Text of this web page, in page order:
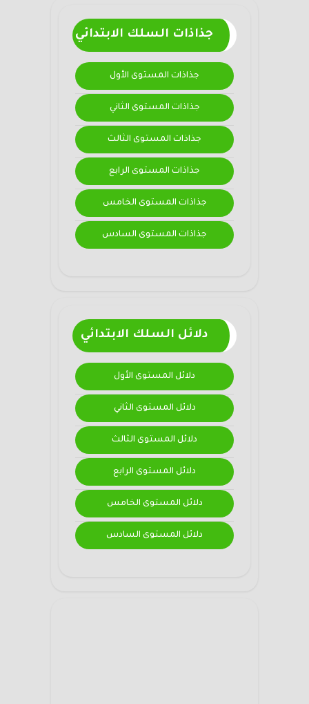
جذاذات السلك الابتدائي
جذاذات المستوى الأول
جذاذات المستوى الثاني
جذاذات المستوى الثالث
جذاذات المستوى الرابع
جذاذات المستوى الخامس
جذاذات المستوى السادس
دلائل السلك الابتدائي
دلائل المستوى الأول
دلائل المستوى الثاني
دلائل المستوى الثالث
دلائل المستوى الرابع
دلائل المستوى الخامس
دلائل المستوى السادس